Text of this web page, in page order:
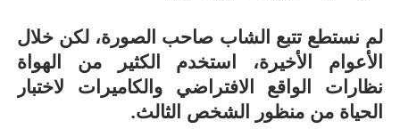
لم نستطع تتبع الشاب صاحب الصورة، لكن خلال
الأعوام الأخيرة، استخدم الكثير من الهواة
نظارات الواقع الافتراضي والكاميرات لاختبار
الحياة من منظور الشخص الثالث.